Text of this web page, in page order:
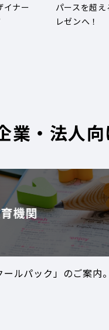
イナー
パースを超
レゼンへ！
業・法人
機関
ルパック」のご案内。